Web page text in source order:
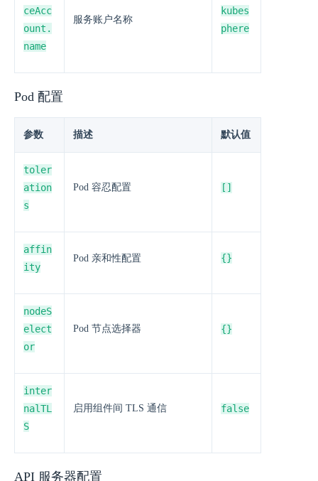
ceAcc
ount.
name
服务账户名称
kubes
phere
Pod 配置
参数 描述 默认值
toler
ation
s
Pod 容忍配置 []
affin
ity
Pod 亲和性配置 {}
nodeS
elect
or
Pod 节点选择器 {}
inter
nalTL
S
启用组件间 TLS 通信 false
API 服务器配置